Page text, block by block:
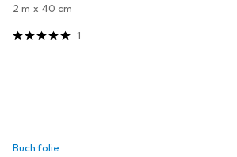
2 m x 40 cm
1
Buchfolie